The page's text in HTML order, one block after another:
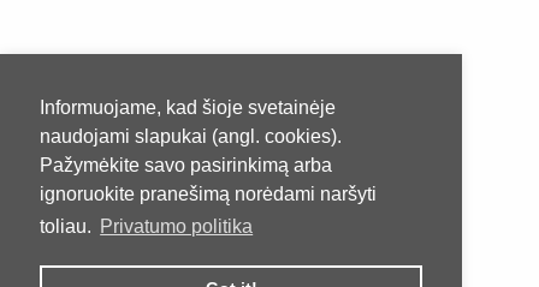
Informuojame, kad šioje svetainėje
naudojami slapukai (angl. cookies).
Pažymėkite savo pasirinkimą arba
ignoruokite pranešimą norėdami naršyti
toliau. Privatumo politika